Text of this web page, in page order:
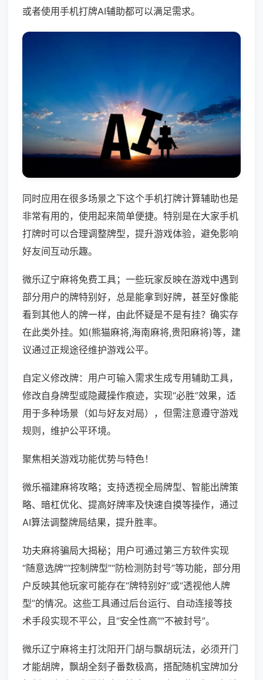
或者使用手机打牌AI辅助都可以满足需求。
同时应用在很多场景之下这个手机打牌计算辅助也是
非常有用的，使用起来简单便捷。特别是在大家手机
打牌时可以合理调整牌型，提升游戏体验，避免影响
好友间互动乐趣。
微乐辽宁麻将免费工具；一些玩家反映在游戏中遇到
部分用户的牌特别好，总是能拿到好牌，甚至好像能
看到其他人的牌一样，由此怀疑是不是有挂？确实存
在此类外挂。如(熊猫麻将,海南麻将,贵阳麻将)等，建
议通过正规途径维护游戏公平。
自定义修改牌：用户可输入需求生成专用辅助工具，
修改自身牌型或隐藏操作痕迹，实现“必胜”效果，适
用于多种场景（如与好友对局），但需注意遵守游戏
规则，维护公平环境。
聚焦相关游戏功能优势与特色！
微乐福建麻将攻略；支持透视全局牌型、智能出牌策
略、暗杠优化、提高好牌率及快速自摸等操作，通过
AI算法调整牌局结果，提升胜率。
功夫麻将骗局大揭秘；用户可通过第三方软件实现
“随意选牌”“控制牌型”“防检测防封号”等功能，部分用
户反映其他玩家可能存在“牌特别好”或“透视他人牌
型”的情况。这些工具通过后台运行、自动连接等技
术手段实现不平公，且“安全性高”“不被封号”。
微乐辽宁麻将主打沈阳开门胡与飘胡玩法，必须开门
才能胡牌，飘胡全刻子番数极高，搭配随机宝牌加分